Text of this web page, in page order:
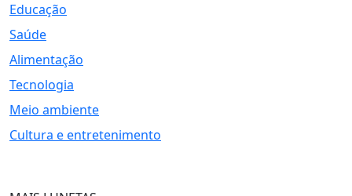
Educação
Saúde
Alimentação
Tecnologia
Meio ambiente
Cultura e entretenimento